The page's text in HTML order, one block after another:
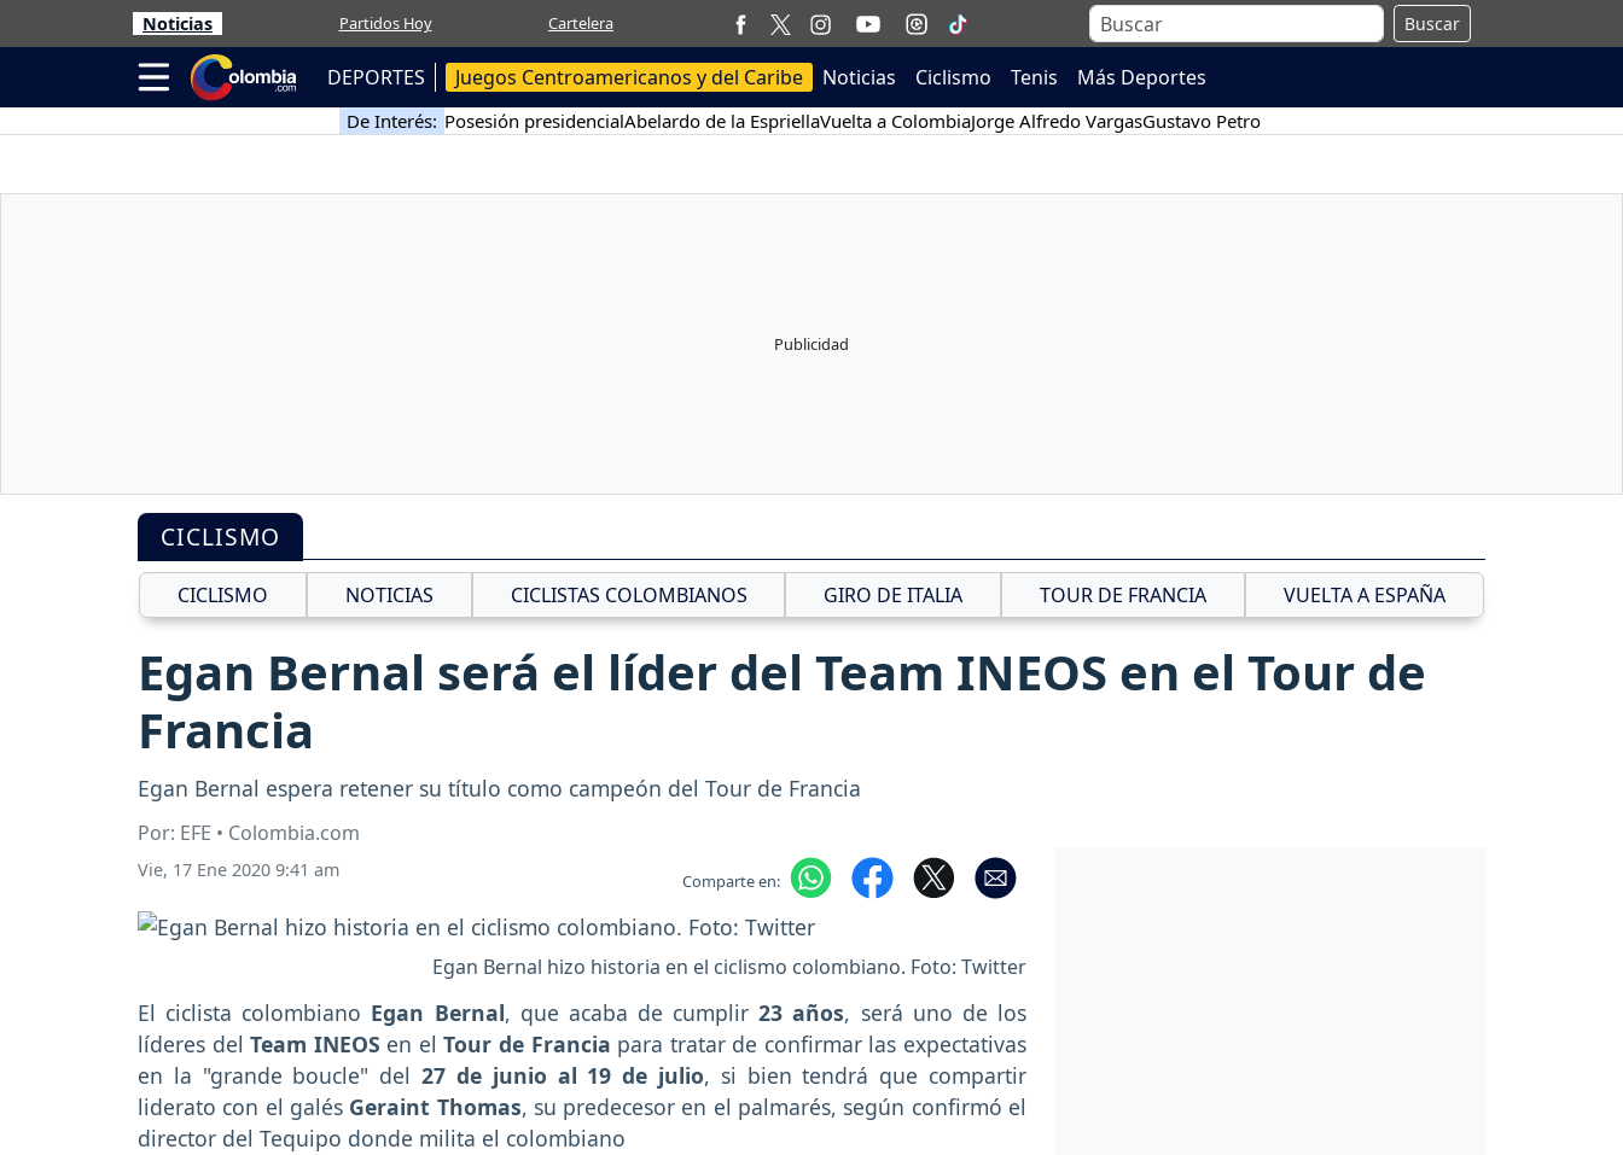
Noticias Partidos Hoy Cartelera Buscar
DEPORTES Juegos Centroamericanos y del Caribe Noticias Ciclismo Tenis Más Deportes
De Interés: Posesión presidencialAbelardo de la EspriellaVuelta a ColombiaJorge Alfredo VargasGustavo Petro
CICLISMO
CICLISMO NOTICIAS CICLISTAS COLOMBIANOS GIRO DE ITALIA TOUR DE FRANCIA VUELTA A ESPAÑA
Egan Bernal será el líder del Team INEOS en el Tour de
Francia
Egan Bernal espera retener su título como campeón del Tour de Francia
Por: EFE • Colombia.com
Vie, 17 Ene 2020 9:41 am Comparte en:
Egan Bernal hizo historia en el ciclismo colombiano. Foto: Twitter
El ciclista colombiano Egan Bernal, que acaba de cumplir23 años, será uno de los
líderes del Team INEOS en el Tour de Francia para tratar de confirmar las expectativas
en la "grande boucle" del27 de junio al 19 de julio, si bien tendrá que compartir
liderato con el galés Geraint Thomas, su predecesor en el palmarés, según confirmó el
director del Tequipo donde milita el colombiano